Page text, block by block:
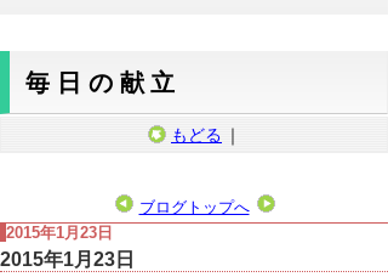
毎日の献立
もどる ｜
ブログトップへ
2015年1月23日
2015年1月23日